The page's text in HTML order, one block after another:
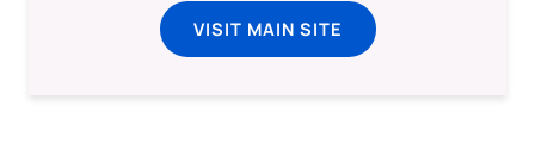
VISIT MAIN SITE